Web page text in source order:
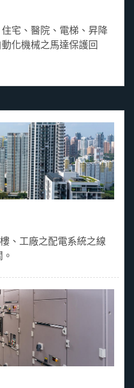
宅、醫院、電梯、昇降
化機械之馬達保護回
、工廠之配電系統之線